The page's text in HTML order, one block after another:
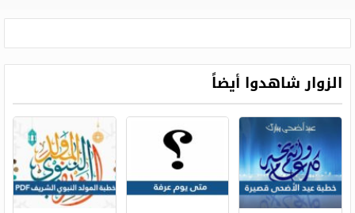
الزوار شاهدوا أيضاً